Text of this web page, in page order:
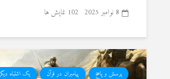
8 نوامبر 2025 102 نمایش ها
پرسش و پاسخ پیامبران در قرآن یک اشتباه